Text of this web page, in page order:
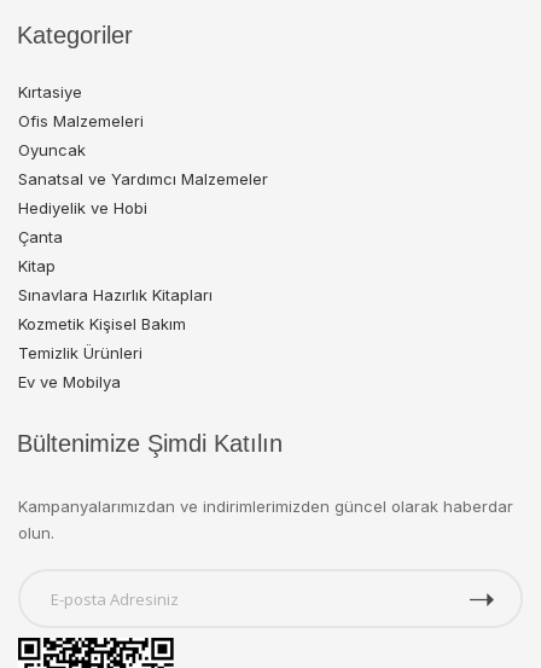
Kategoriler
Kırtasiye
Ofis Malzemeleri
Oyuncak
Sanatsal ve Yardımcı Malzemeler
Hediyelik ve Hobi
Çanta
Kitap
Sınavlara Hazırlık Kitapları
Kozmetik Kişisel Bakım
Temizlik Ürünleri
Ev ve Mobilya
Bültenimize Şimdi Katılın
Kampanyalarımızdan ve indirimlerimizden güncel olarak haberdar
olun.